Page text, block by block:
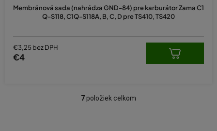
Membránová sada (nahrádza GND-84) pre karburátor Zama C1
Q-S118, C1Q-S118A, B, C, D pre TS410, TS420
€3,25 bez DPH
€4
O
7položiek celkom